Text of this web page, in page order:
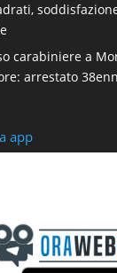
carabiniere a
arrestato
app